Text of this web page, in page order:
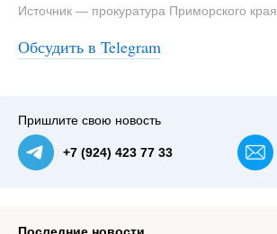
Источник — прокуратура Приморского края
Обсудить в Telegram
Пришлите свою новость
+7 (924) 423 77 33